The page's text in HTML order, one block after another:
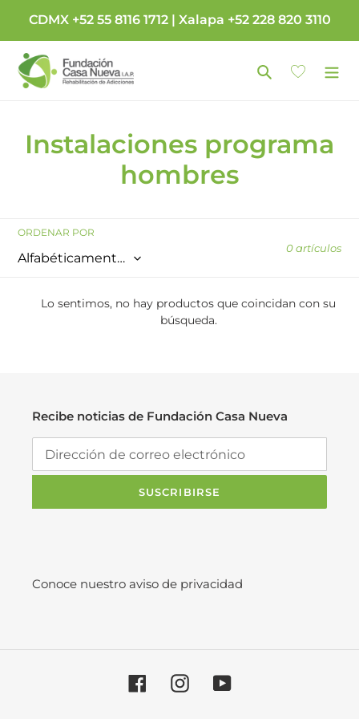
directamente
al
contenido
CDMX +52 55 8116 1712 | Xalapa +52 228 820 3110
Buscar Carrito
C
e
c
Instalaciones programa
hombres
ORDENAR POR
0 artículos
Lo sentimos, no hay productos que coincidan con su
búsqueda.
Recibe noticias de Fundación Casa Nueva
SUSCRIBIRSE
Conoce nuestro aviso de privacidad
FacebookInstagramYouTube